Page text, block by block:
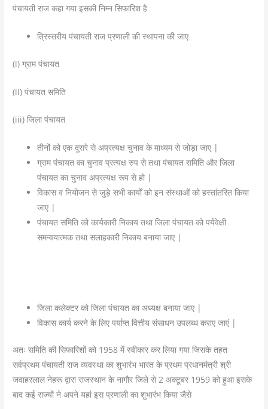
पंचायती राज कहा गया इसकी निम्न सिफारिश है
त्रिस्तरीय पंचायती राज प्रणाली की स्थापना की जाए
(i) ग्राम पंचायत
(ii) पंचायत समिति
(iii) जिला पंचायत
तीनों को एक दूसरे से अप्रत्यक्ष चुनाव के माध्यम से जोड़ा जाए |
ग्राम पंचायत का चुनाव प्रत्यक्ष रुप से तथा पंचायत समिति और जिला
पंचायत का चुनाव अप्रत्यक्ष रूप से हो |
विकास व नियोजन से जुड़े सभी कार्यों को इन संस्थाओं को हस्तांतरित किया
जाए |
पंचायत समिति को कार्यकारी निकाय तथा जिला पंचायत को पर्यवेक्षी
समन्वयात्मक तथा सलाहकारी निकाय बनाया जाए |
जिला कलेक्टर को जिला पंचायत का अध्यक्ष बनाया जाए |
विकास कार्य करने के लिए पर्याप्त वित्तीय संसाधन उपलब्ध कराए जाएं |
अतः समिति की सिफारिशों को 1958 में स्वीकार कर लिया गया जिसके तहत
सर्वप्रथम पंचायती राज व्यवस्था का शुभारंभ भारत के प्रथम प्रधानमंत्री श्री
जवाहरलाल नेहरू द्वारा राजस्थान के नागौर जिले से 2 अक्टूबर 1959 को हुआ इसके
बाद कई राज्यों ने अपने यहां इस प्रणाली का शुभारंभ किया जैसे